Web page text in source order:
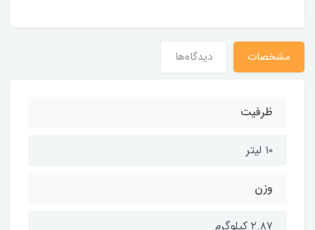
مشخصات دیدگاه‌ها
ظرفیت
۱۰ لیتر
وزن
۲.۸۷ کیلوگرم